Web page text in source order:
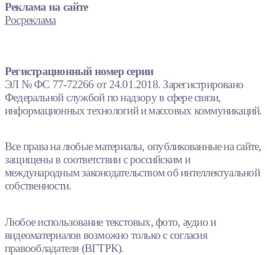
Реклама на сайте
Росреклама
Регистрационный номер серии
ЭЛ № ФС 77-72266 от 24.01.2018. Зарегистрировано
Федеральной службой по надзору в сфере связи,
информационных технологий и массовых коммуникаций.
Все права на любые материалы, опубликованные на сайте,
защищены в соответствии с российским и
международным законодательством об интеллектуальной
собственности.
Любое использование текстовых, фото, аудио и
видеоматериалов возможно только с согласия
правообладателя (ВГТРК).